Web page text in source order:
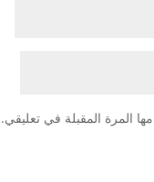
المرة المقبلة في تعليقي.